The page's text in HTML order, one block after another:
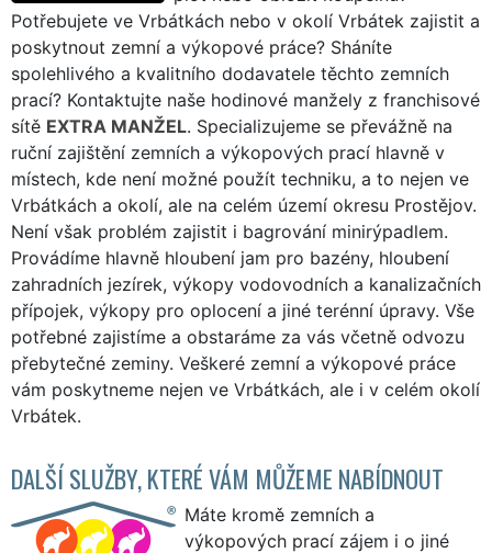
Potřebujete ve Vrbátkách nebo v okolí Vrbátek zajistit a
poskytnout zemní a výkopové práce? Sháníte
spolehlivého a kvalitního dodavatele těchto zemních
prací? Kontaktujte naše hodinové manžely z franchisové
sítě EXTRA MANŽEL. Specializujeme se převážně na
ruční zajištění zemních a výkopových prací hlavně v
místech, kde není možné použít techniku, a to nejen ve
Vrbátkách a okolí, ale na celém území okresu Prostějov.
Není však problém zajistit i bagrování minirýpadlem.
Provádíme hlavně hloubení jam pro bazény, hloubení
zahradních jezírek, výkopy vodovodních a kanalizačních
přípojek, výkopy pro oplocení a jiné terénní úpravy. Vše
potřebné zajistíme a obstaráme za vás včetně odvozu
přebytečné zeminy. Veškeré zemní a výkopové práce
vám poskytneme nejen ve Vrbátkách, ale i v celém okolí
Vrbátek.
DALŠÍ SLUŽBY, KTERÉ VÁM MŮŽEME NABÍDNOUT
Máte kromě zemních a
výkopových prací zájem i o jiné